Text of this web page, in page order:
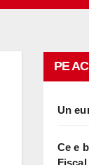
PE
Un
Ce e
Fiscal